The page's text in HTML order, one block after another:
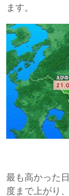
ます。
最も高かった
度まで上がり